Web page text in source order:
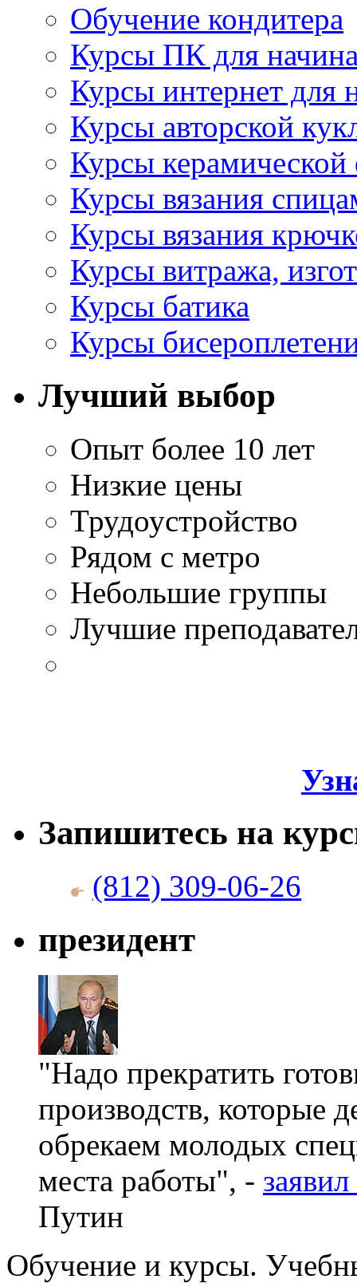
Обучение кондитера
Курсы ПК для
Курсы интернет для
Курсы авторской
Курсы
Курсы вязания
Курсы вязания
Курсы витража,
Курсы батика
Курсы
Лучший выбор
Опыт более 10 лет
Низкие цены
Трудоустройство
Рядом с метро
Небольшие группы
Лучшие
Запишитесь на
(812) 309-06-26
президент
"Надо прекратить
производств, которые
обрекаем молодых
места работы", -
Путин
Обучение и курсы.